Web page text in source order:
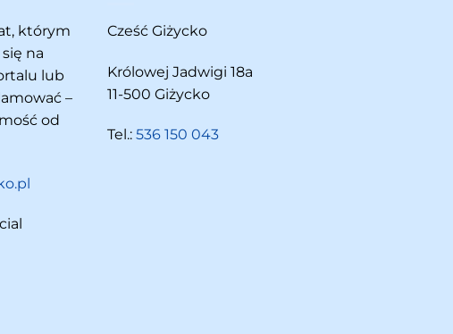
którym
na
lub
–
od
Cześć Giżycko
Królowej Jadwigi 18a
11-500 Giżycko
Tel.: 536 150 043